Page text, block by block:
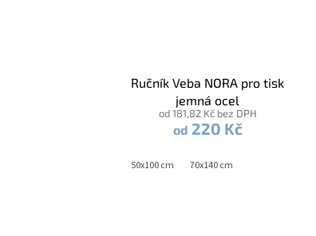
Ručník Veba NORA pro tisk
jemná ocel
od 181,82 Kč bez DPH
od 220 Kč
50x100 cm 70x140 cm